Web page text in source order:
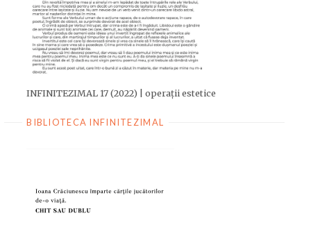
INFINITEZIMAL 17 (2022) | operații estetice
BIBLIOTECA INFINITEZIMAL